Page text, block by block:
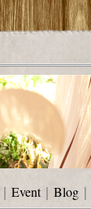
｜ Event｜ Blog ｜